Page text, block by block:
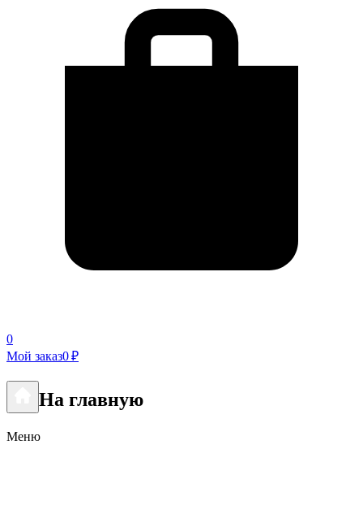
0
Мой заказ0 ₽
На главную
Меню